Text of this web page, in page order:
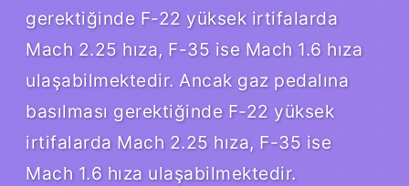
gerektiğinde F-22 yüksek irtifalarda
Mach 2.25 hıza, F-35 ise Mach 1.6 hıza
ulaşabilmektedir. Ancak gaz pedalına
basılması gerektiğinde F-22 yüksek
irtifalarda Mach 2.25 hıza, F-35 ise
Mach 1.6 hıza ulaşabilmektedir.